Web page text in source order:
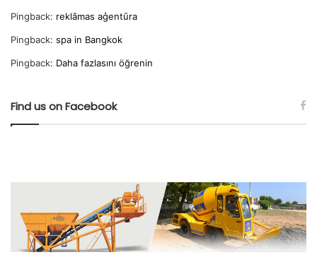
Pingback: reklāmas aģentūra
Pingback: spa in Bangkok
Pingback: Daha fazlasını öğrenin
Find us on Facebook